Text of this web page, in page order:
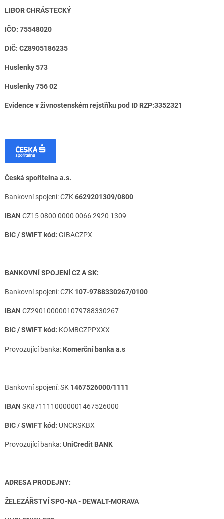
LIBOR CHRÁSTECKÝ
IČO: 75548020
DIČ: CZ8905186235
Huslenky 573
Huslenky 756 02
Evidence v živnostenském rejstříku pod ID RZP:3352321
Česká spořitelna a.s.
Bankovní spojení: CZK 6629201309/0800
IBAN CZ15 0800 0000 0066 2920 1309
BIC / SWIFT kód: GIBACZPX
BANKOVNÍ SPOJENÍ CZ A SK:
Bankovní spojení: CZK 107-9788330267/0100
IBAN CZ2901000001079788330267
BIC / SWIFT kód: KOMBCZPPXXX
Provozující banka: Komerční banka a.s
Bankovní spojení: SK 1467526000/1111
IBAN SK8711110000001467526000
BIC / SWIFT kód: UNCRSKBX
Provozující banka:UniCredit BANK
ADRESA PRODEJNY:
ŽELEZÁŘSTVÍ SPO-NA - DEWALT-MORAVA